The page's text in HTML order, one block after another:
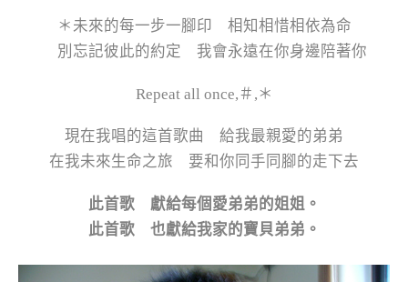
＊未來的每一步一腳印 相知相惜相依為命
別忘記彼此的約定 我會永遠在你身邊陪著你
Repeat all once,＃,＊
現在我唱的這首歌曲 給我最親愛的弟弟
在我未來生命之旅 要和你同手同腳的走下去
此首歌 獻給每個愛弟弟的姐姐。
此首歌 也獻給我家的寶貝弟弟。